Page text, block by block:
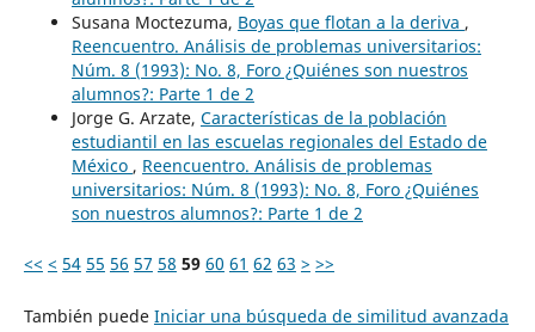
Susana Moctezuma, Boyas que flotan a la deriva ,
Reencuentro. Análisis de problemas universitarios:
Núm. 8 (1993): No. 8, Foro ¿Quiénes son nuestros
alumnos?: Parte 1 de 2
Jorge G. Arzate, Características de la población
estudiantil en las escuelas regionales del Estado de
México , Reencuentro. Análisis de problemas
universitarios: Núm. 8 (1993): No. 8, Foro ¿Quiénes
son nuestros alumnos?: Parte 1 de 2
<< < 54 55 56 57 58 59 60 61 62 63 > >>
También puede Iniciar una búsqueda de similitud avanzada